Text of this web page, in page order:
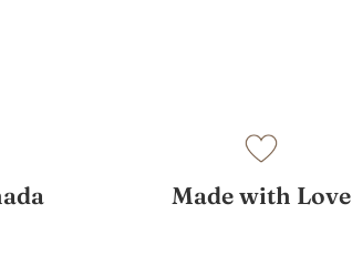
Made with Love